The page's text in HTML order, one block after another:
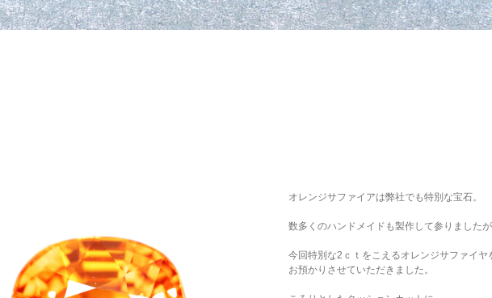
オレンジサファイアは弊社でも特別な宝石。
数多くのハンドメイドも製作して参りましたが
今回特別な2ｃｔをこえるオレンジサファイヤ
お預かりさせていただきました。